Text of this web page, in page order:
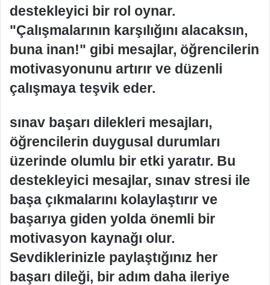
destekleyici bir rol oynar.
"Çalışmalarının karşılığını alacaksın,
buna inan!" gibi mesajlar, öğrencilerin
motivasyonunu artırır ve düzenli
çalışmaya teşvik eder.
sınav başarı dilekleri mesajları,
öğrencilerin duygusal durumları
üzerinde olumlu bir etki yaratır. Bu
destekleyici mesajlar, sınav stresi ile
başa çıkmalarını kolaylaştırır ve
başarıya giden yolda önemli bir
motivasyon kaynağı olur.
Sevdiklerinizle paylaştığınız her
başarı dileği, bir adım daha ileriye